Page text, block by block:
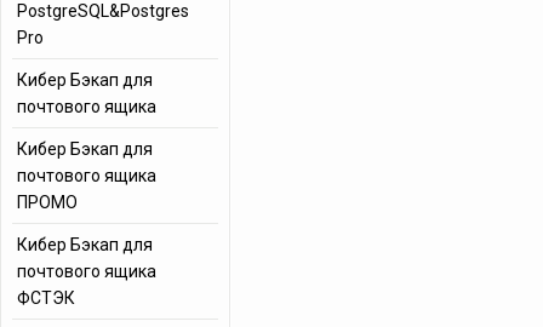
PostgreSQL&Postgres
Pro
Кибер Бэкап для
почтового ящика
Кибер Бэкап для
почтового ящика
ПРОМО
Кибер Бэкап для
почтового ящика
ФСТЭК